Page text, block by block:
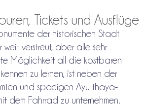
Tickets und Ausflüge
der historischen Stadt
verstreut, aber alle sehr
Möglichkeit all die kostbaren
zu lernen, ist neben der
und spacigen Ayutthaya-
dem Fahrrad zu unternehmen.